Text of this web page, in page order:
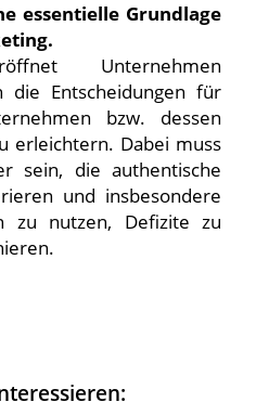
essentielle Grundlage
Unternehmen
die Entscheidungen für
bzw. dessen
erleichtern. Dabei muss
sein, die authentische
und insbesondere
zu nutzen, Defizite zu